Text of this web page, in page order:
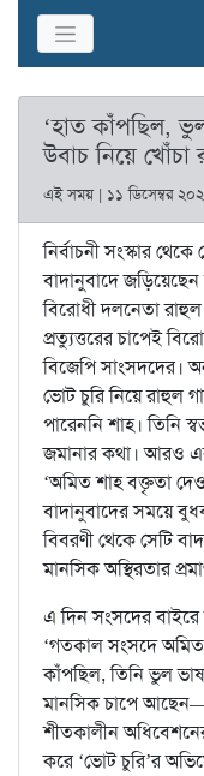
‘হাত কাঁপছিল,
উবাচ নিয়ে খোঁচা
এই সময় | ১১ ডিসেম্বর
নির্বাচনী সংস্কার
বাদানুবাদে জড়িয়েছেন
বিরোধী দলনেতা রাহুল
প্রত্যুত্তরের চাপেই
বিজেপি সাংসদদের।
ভোট চুরি নিয়ে রাহুল
পারেননি শাহ। তিনি
জমানার কথা। আরও
‘অমিত শাহ বক্তৃতা
বাদানুবাদের সময়ে
বিবরণী থেকে সেটি
মানসিক অস্থিরতার
এ দিন সংসদের
‘গতকাল সংসদে অমিত
কাঁপছিল, তিনি ভুল
মানসিক চাপে
শীতকালীন
করে ‘ভোট চুরি’র